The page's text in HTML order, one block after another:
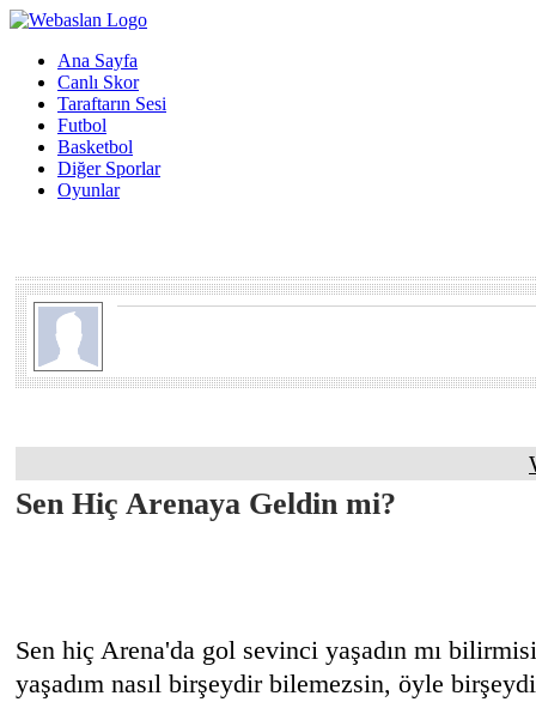
Ana Sayfa
Canlı Skor
Taraftarın Sesi
Futbol
Basketbol
Diğer Sporlar
Oyunlar
Sen Hiç Arenaya Geldin mi?
Sen hiç Arena'da gol sevinci yaşadın mı
yaşadım nasıl birşeydir bilemezsin, öyle